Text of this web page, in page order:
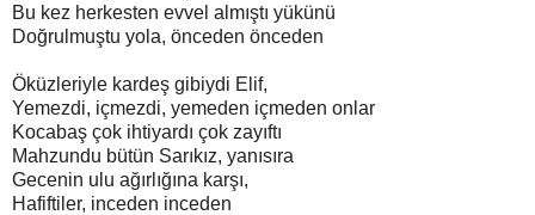
Bu kez herkesten evvel almıştı yükünü
Doğrulmuştu yola, önceden önceden
Öküzleriyle kardeş gibiydi Elif,
Yemezdi, içmezdi, yemeden içmeden onlar
Kocabaş çok ihtiyardı çok zayıftı
Mahzundu bütün Sarıkız, yanısıra
Gecenin ulu ağırlığına karşı,
Hafiftiler, inceden inceden